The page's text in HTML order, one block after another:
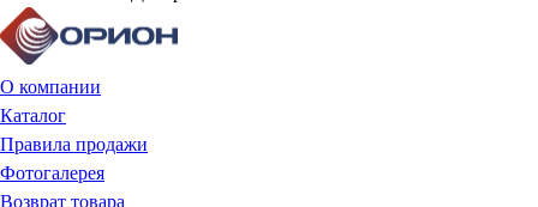
О компании
Каталог
Правила продажи
Фотогалерея
Возврат товара